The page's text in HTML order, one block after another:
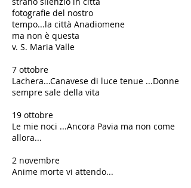
fotografie del nostro
tempo...la città Anadiomene
ma non è questa
v. S. Maria Valle
7 ottobre
Lachera...Canavese di luce tenue ...Donne
sempre sale della vita
​19 ottobre
Le mie noci ...Ancora Pavia ma non come
allora...
​2 novembre
Anime morte vi attendo...